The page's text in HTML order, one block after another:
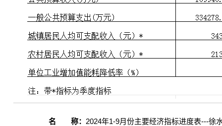
名 称： 2024年1-9月份主要经济指标进度表---徐